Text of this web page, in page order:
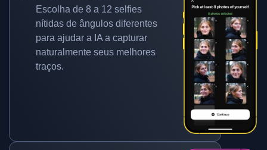
Escolha de 8 a 12 selfies
nítidas de ângulos diferentes
para ajudar a IA a capturar
naturalmente seus melhores
traços.